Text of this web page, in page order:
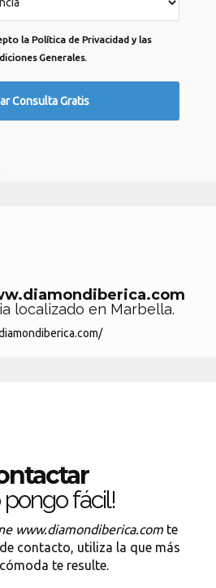
la Política de Privacidad y las
Generales.
localizado en Marbella.
pongo fácil!
www.diamondiberica.comte
contacto, utiliza la que más
te resulte.